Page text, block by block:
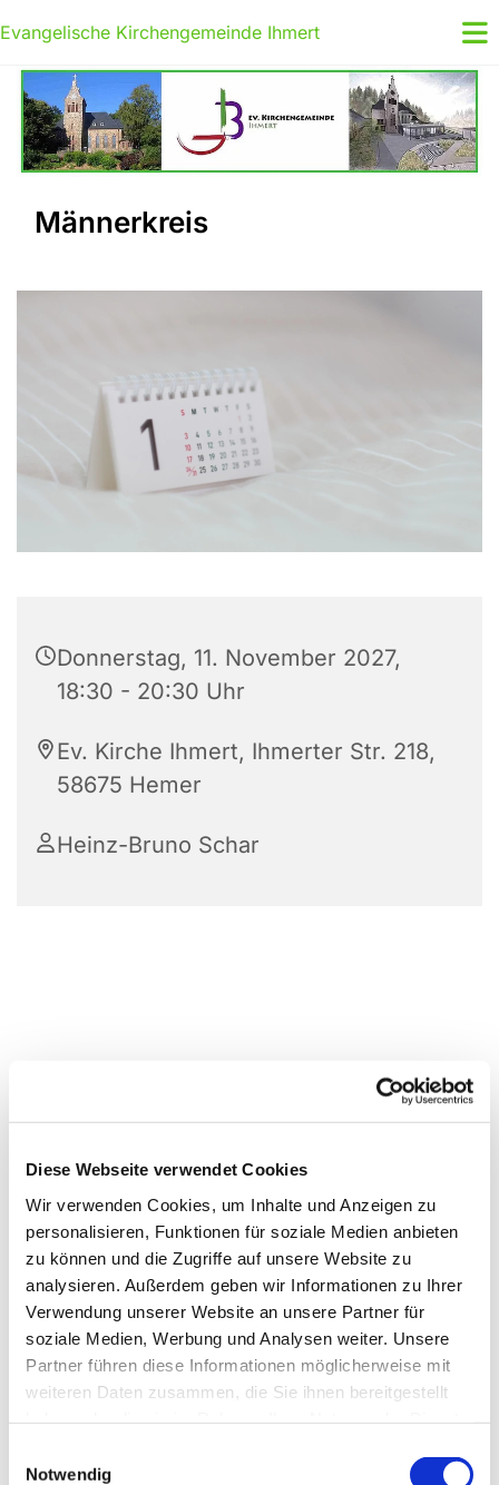
Diese Webseite verwendet Cookies
Wir verwenden Cookies, um Inhalte und Anzeigen zu
personalisieren, Funktionen für soziale Medien anbieten
zu können und die Zugriffe auf unsere Website zu
analysieren. Außerdem geben wir Informationen zu Ihrer
Verwendung unserer Website an unsere Partner für
soziale Medien, Werbung und Analysen weiter. Unsere
Partner führen diese Informationen möglicherweise mit
weiteren Daten zusammen, die Sie ihnen bereitgestellt
Notwendig
Evangelische Kirchengemeinde Ihmert
Männerkreis
Donnerstag, 11. November 2027,
18:30 - 20:30 Uhr
Ev. Kirche Ihmert, Ihmerter Str. 218,
58675 Hemer
Heinz-Bruno Schar
Dies könnte Sie auch
interessieren